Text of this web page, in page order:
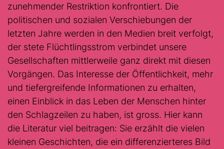
zunehmender Restriktion konfrontiert. Die
politischen und sozialen Verschiebungen der
letzten Jahre werden in den Medien breit verfolgt,
der stete Flüchtlingsstrom verbindet unsere
Gesellschaften mittlerweile ganz direkt mit diesen
Vorgängen. Das Interesse der Öffentlichkeit, mehr
und tiefergreifende Informationen zu erhalten,
einen Einblick in das Leben der Menschen hinter
den Schlagzeilen zu haben, ist gross. Hier kann
die Literatur viel beitragen: Sie erzählt die vielen
kleinen Geschichten, die ein differenzierteres Bild